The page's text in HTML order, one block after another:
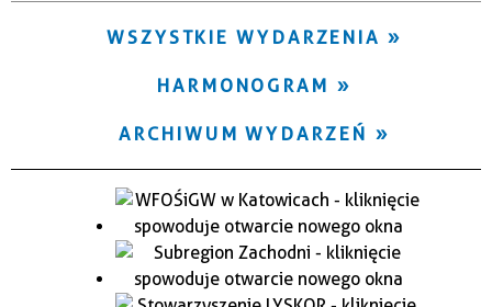
WSZYSTKIE WYDARZENIA
HARMONOGRAM
ARCHIWUM WYDARZEŃ